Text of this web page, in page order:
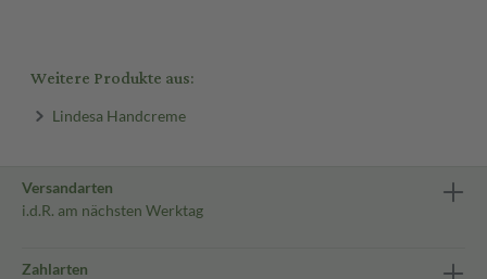
Weitere Produkte aus:
Lindesa Handcreme
Versandarten
i.d.R. am nächsten Werktag
Zahlarten